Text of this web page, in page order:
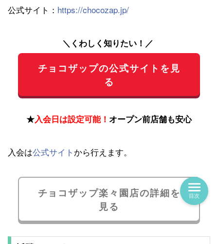
公式サイト： https://chocozap.jp/
＼くわしく知りたい！／
チョコザップの公式サイトを見
る
★入会日は設定可能！ オープン前店舗も安心
入会は公式サイト から行えます。
チョコザップ楽々園店の詳細を
見る
目次